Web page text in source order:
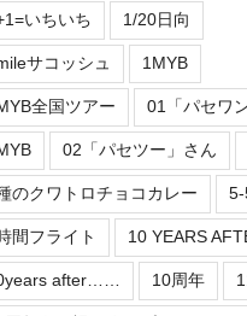
いちいち 1/20日向
サコッシュ 1MYB
全国ツアー 01「パセワ
02「パセツー」さん
のクワトロチョコカレー
間フライト 10 YEARS
after…… 10周年